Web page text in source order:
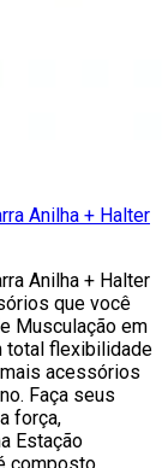
Anilha + Halter
Anilha + Halter
que você
Musculação em
total flexibilidade
acessórios
Faça seus
força,
Estação